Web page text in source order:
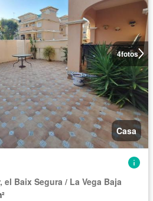
4fotos
Casa
el Baix Segura / La Vega Baja